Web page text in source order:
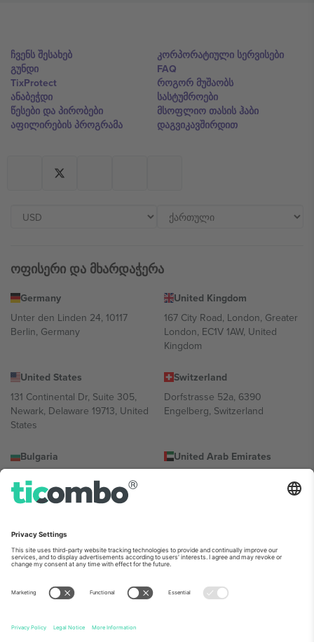
ჩვენს შესახებ
გუნდი
TixProtect
ანაბეჭდი
წესები და პირობები
აფილირების პროგრამა
კორპორატიული სერვისები
FAQ
როგორ მუშაობს
სასტუმროები
მსოფლიო თასის ჰაბი
დაგვიკავშირდით
ოფისერი და მხარდაჭერა
Germany
Unter den Linden 24, 10117
Berlin, Germany
United Kingdom
167 City Road, London, Greater
London, EC1V 1AW, United
Kingdom
United States
131 Continental Dr, Suite 305,
Newark, Delaware 19713, United
States
Switzerland
Dorfstrasse 52a, 6390
Engelberg, Switzerland
Bulgaria
Totleben 53-55, 1606 Sofia,
Bulgaria
United Arab Emirates
Building A1, Office 302, Dubai,
Mexico
Av Chapultepec 360, Roma
Norte, Cuauhtémoc, 06700
Ciudad de México, CDMX,
Mexico
პლატფორმის პროვაიდერის იურიდიული პირი იცვლება